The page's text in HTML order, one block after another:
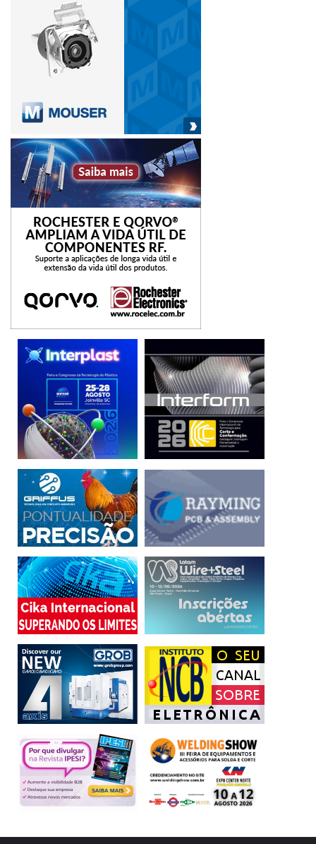
uma folha de grafeno de 1 metro quadrado pesa 0,0077
gramas e é capaz de suportar cargas de até quatro quilos.
componentes grafeno
indústria automobilística
ônibus